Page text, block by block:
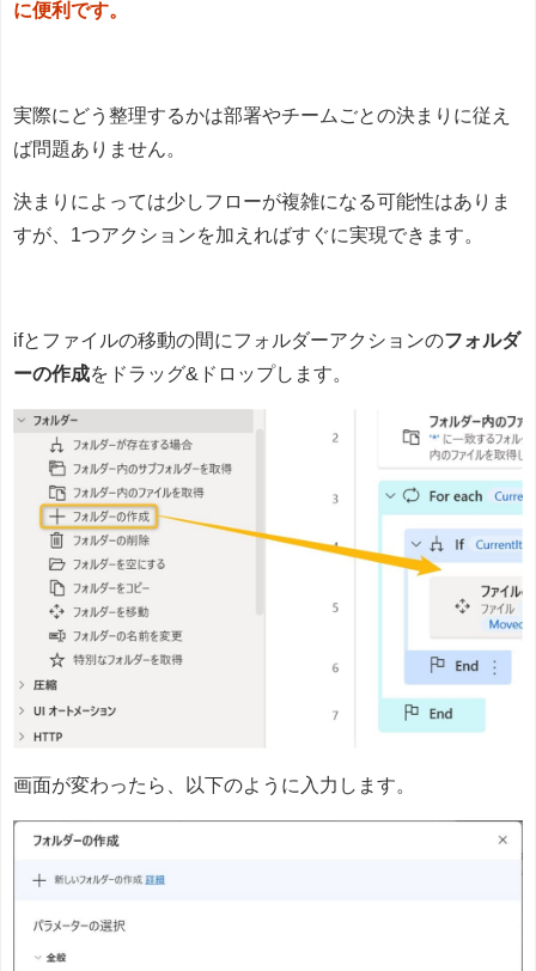
に便利です。
実際にどう整理するかは部署やチームごとの決まりに従え
ば問題ありません。
決まりによっては少しフローが複雑になる可能性はありま
すが、1つアクションを加えればすぐに実現できます。
ifとファイルの移動の間にフォルダーアクションのフォルダ
ーの作成をドラッグ&ドロップします。
画面が変わったら、以下のように入力します。